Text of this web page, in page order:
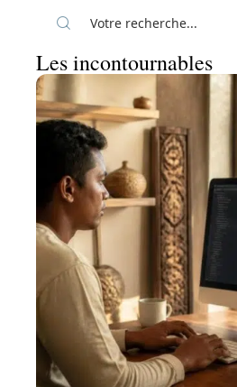
Les incontournables